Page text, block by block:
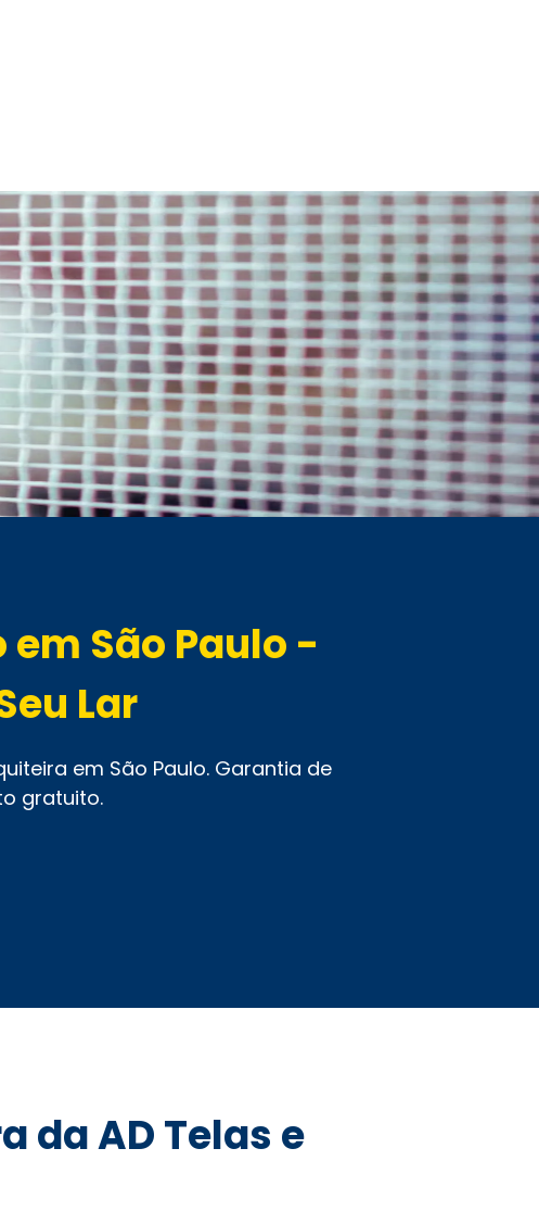
em São Paulo -
Lar
em São Paulo. Garantia de
gratuito.
da AD Telas e